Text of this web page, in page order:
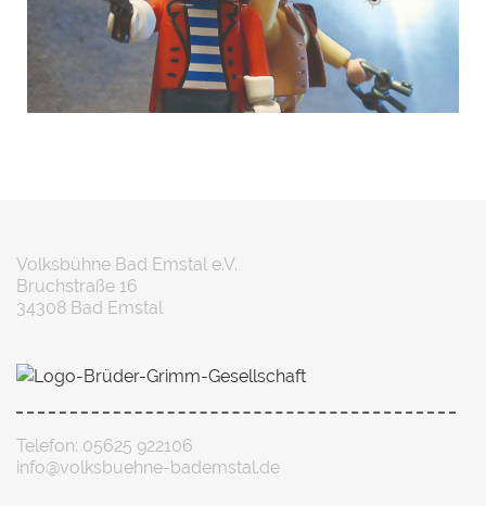
Volksbühne Bad Emstal e.V.
Bruchstraße 16
34308 Bad Emstal
Telefon: 05625 922106
info@volksbuehne-bademstal.de